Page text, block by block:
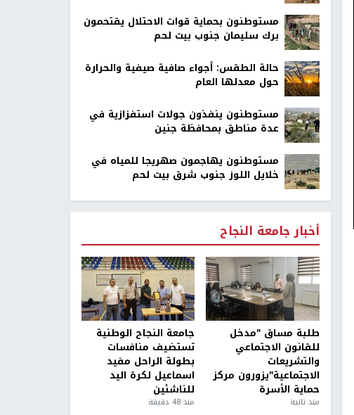
مستوطنون بحماية قوات الاحتلال يقتحمون
برك سليمان جنوب بيت لحم
حالة الطقس: أجواء صافية صيفية والحرارة
حول معدلها العام
مستوطنون ينفذون جولات استفزازية في
عدة مناطق بمحافظة جنين
مستوطنون يهاجمون صهريجا للمياه في
خلايل اللوز جنوب شرق بيت لحم
أخبار جامعة النجاح
طلبة مساق "مدخل
للقانون الاجتماعي
والتشريعات
الاجتماعية"يزورون مركز
حماية الأسرة
منذ ثانية
جامعة النجاح الوطنية
تستضيف منافسات
بطولة الراحل مفيد
اسماعيل لكرة اليد
للناشئين
منذ 48 دقيقة